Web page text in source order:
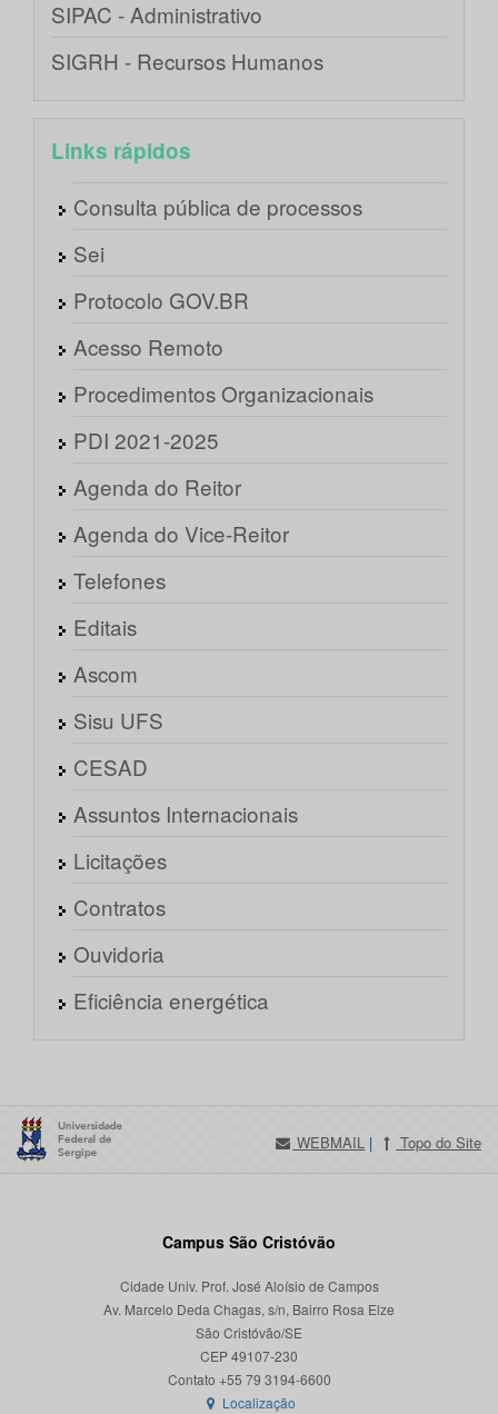
SIPAC - Administrativo
SIGRH - Recursos Humanos
Links rápidos
Consulta pública de processos
Sei
Protocolo GOV.BR
Acesso Remoto
Procedimentos Organizacionais
PDI 2021-2025
Agenda do Reitor
Agenda do Vice-Reitor
Telefones
Editais
Ascom
Sisu UFS
CESAD
Assuntos Internacionais
Licitações
Contratos
Ouvidoria
Eficiência energética
WEBMAIL | Topo do Site
Campus São Cristóvão
Cidade Univ. Prof. José Aloísio de Campos
Av. Marcelo Deda Chagas, s/n, Bairro Rosa Elze
São Cristóvão/SE
CEP 49107-230
Localização